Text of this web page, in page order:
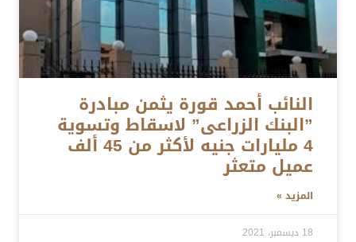
النائب أحمد قورة يثمن مبادرة
”البنك الزراعى” لاسقاط وتسوية
4 مليارات جنيه لأكثر من 45 ألف
عميل متعثر
المزيد »
18 ديسمبر، 2021